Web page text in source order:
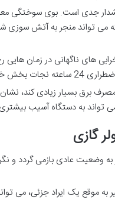
جدی است. بوی سوختگی
می تواند منجر به آتش سوزی
های ناگهانی در زمان
بود.
مصرف برق بسیار زیادی کند،
تواند به دستگاه آسیب
گازی
وضعیت عادی بازمی گردد و
موقع یک ایراد جزئی، می